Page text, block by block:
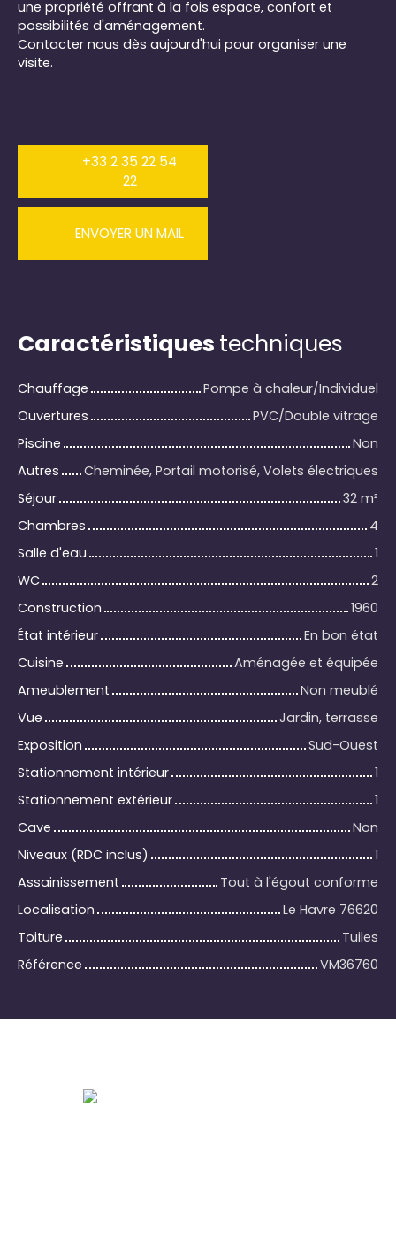
une propriété offrant à la fois espace, confort et
possibilités d'aménagement.
Contacter nous dès aujourd'hui pour organiser une
visite.
+33 2 35 22 54
22
ENVOYER UN MAIL
Caractéristiques techniques
Chauffage
Pompe à chaleur/Individuel
Ouvertures
PVC/Double vitrage
Piscine
Non
Autres
Cheminée, Portail motorisé, Volets électriques
Séjour
32 m²
Chambres
4
Salle d'eau
1
WC
2
Construction
1960
État intérieur
En bon état
Cuisine
Aménagée et équipée
Ameublement
Non meublé
Vue
Jardin, terrasse
Exposition
Sud-Ouest
Stationnement intérieur
1
Stationnement extérieur
1
Cave
Non
Niveaux (RDC inclus)
1
Assainissement
Tout à l'égout conforme
Localisation
Le Havre 76620
Toiture
Tuiles
Référence
VM36760